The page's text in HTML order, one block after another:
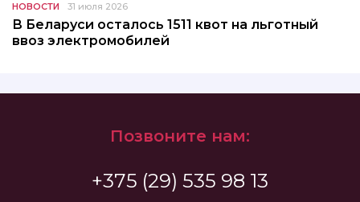
НОВОСТИ 31 июля 2026
В Беларуси осталось 1511 квот на льготный
ввоз электромобилей
Позвоните нам:
+375 (29) 535 98 13